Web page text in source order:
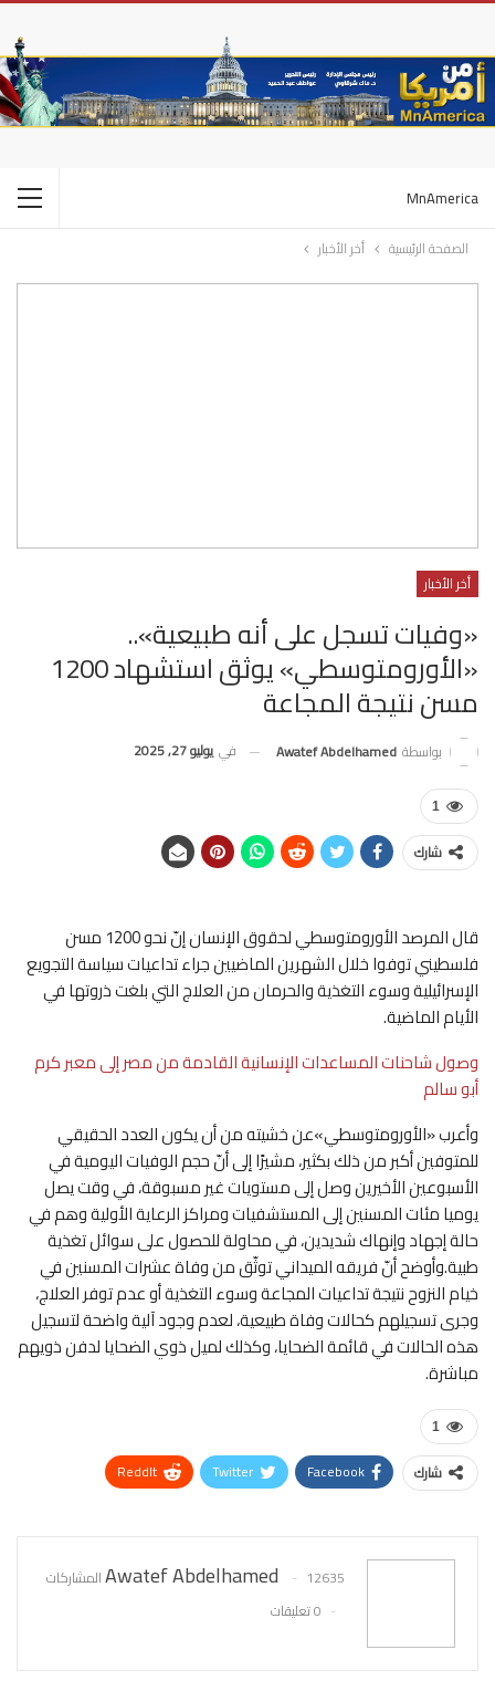
MnAmerica
الصفحة الرئيسية أخر الأخبار
أخر الأخبار
«وفيات تسجل على أنه طبيعية»..
«الأورومتوسطي» يوثق استشهاد 1200
مسن نتيجة المجاعة
بواسطة Awatef Abdelhamed في يوليو 27, 2025
1
شارك
قال المرصد الأورومتوسطي لحقوق الإنسان إنّ نحو 1200 مسن
فلسطيني توفوا خلال الشهرين الماضيين جراء تداعيات سياسة التجويع
الإسرائيلية وسوء التغذية والحرمان من العلاج التي بلغت ذروتها في
الأيام الماضية.
وصول شاحنات المساعدات الإنسانية القادمة من مصر إلى معبر كرم
أبو سالم
وأعرب «الأورومتوسطي»عن خشيته من أن يكون العدد الحقيقي
للمتوفين أكبر من ذلك بكثير، مشيرًا إلى أنّ حجم الوفيات اليومية في
الأسبوعين الأخيرين وصل إلى مستويات غير مسبوقة، في وقت يصل
يوميا مئات المسنين إلى المستشفيات ومراكز الرعاية الأولية وهم في
حالة إجهاد وإنهاك شديدين، في محاولة للحصول على سوائل تغذية
طبية.وأوضح أنّ فريقه الميداني توثّق من وفاة عشرات المسنين في
خيام النزوح نتيجة تداعيات المجاعة وسوء التغذية أو عدم توفر العلاج،
وجرى تسجيلهم كحالات وفاة طبيعية، لعدم وجود آلية واضحة لتسجيل
هذه الحالات في قائمة الضحايا، وكذلك لميل ذوي الضحايا لدفن ذويهم
مباشرة.
1
شارك Facebook
Twitter
ReddIt
Awatef Abdelhamed
12635 المشاركات
0 تعليقات